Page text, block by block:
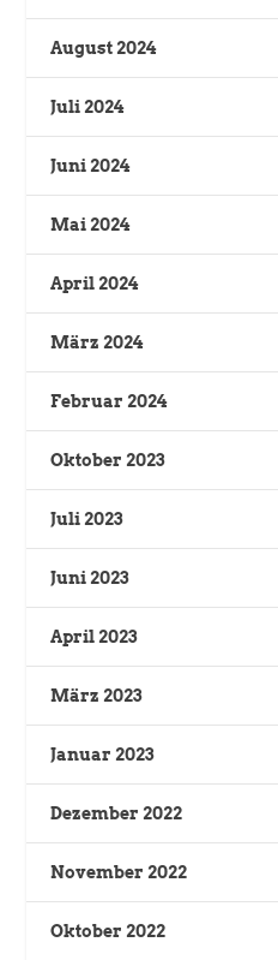
August 2024
Juli 2024
Juni 2024
Mai 2024
April 2024
März 2024
Februar 2024
Oktober 2023
Juli 2023
Juni 2023
April 2023
März 2023
Januar 2023
Dezember 2022
November 2022
Oktober 2022